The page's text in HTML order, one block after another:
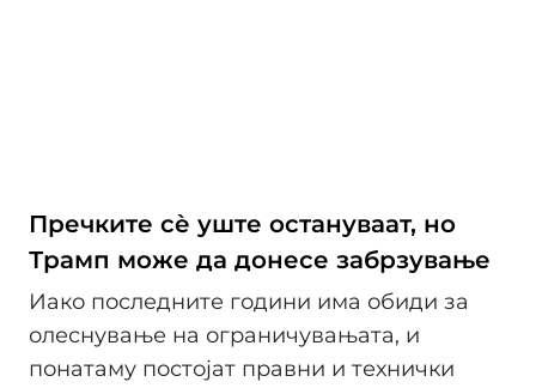
Пречките сѐ уште остануваат, но
Трамп може да донесе забрзување
Иако последните години има обиди за
олеснување на ограничувањата, и
понатаму постојат правни и технички